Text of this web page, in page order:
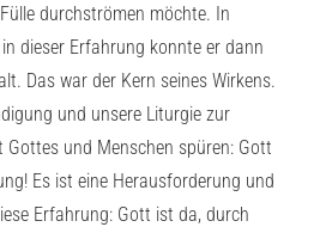
durchströmen möchte. In
dieser Erfahrung konnte er dann
Das war der Kern seines Wirkens.
und unsere Liturgie zur
Gottes und Menschen spüren: Gott
Es ist eine Herausforderung und
Erfahrung: Gott ist da, durch